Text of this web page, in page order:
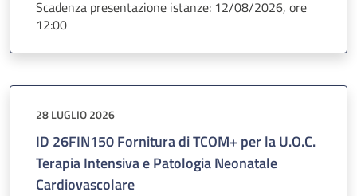
Scadenza presentazione istanze: 12/08/2026, ore
12:00
28 LUGLIO 2026
ID 26FIN150 Fornitura di TCOM+ per la U.O.C.
Terapia Intensiva e Patologia Neonatale
Cardiovascolare